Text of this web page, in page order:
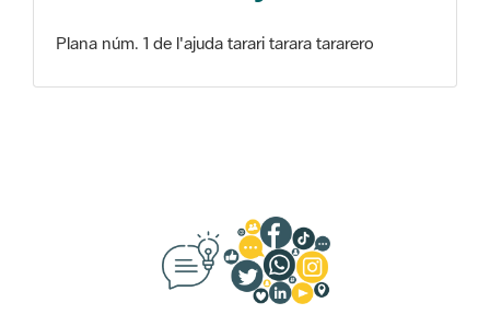
Plana núm. 1 de l'ajuda tarari tarara tararero